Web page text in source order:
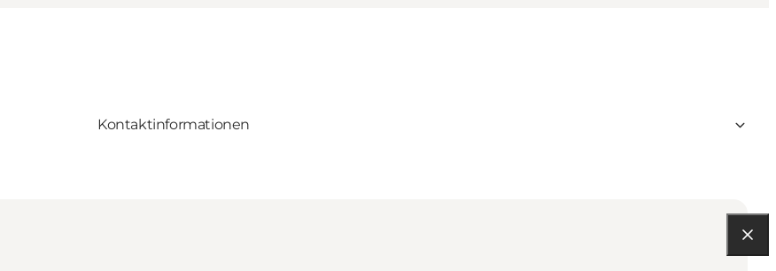
Kontaktinformationen